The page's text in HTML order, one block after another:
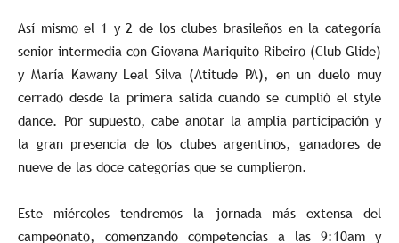
Así mismo el 1 y 2 de los clubes brasileños en la categoría
senior intermedia con Giovana Mariquito Ribeiro (Club Glide)
y María Kawany Leal Silva (Atitude PA), en un duelo muy
cerrado desde la primera salida cuando se cumplió el style
dance. Por supuesto, cabe anotar la amplia participación y
la gran presencia de los clubes argentinos, ganadores de
nueve de las doce categorías que se cumplieron.
Este miércoles tendremos la jornada más extensa del
campeonato, comenzando competencias a las 9:10am y